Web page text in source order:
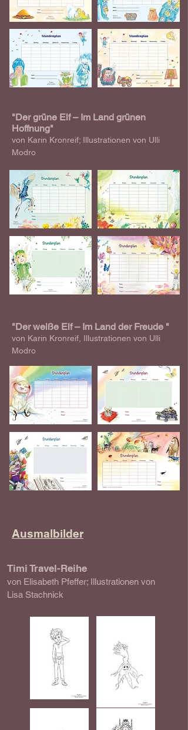
"Der grüne Elf – Im Land grünen
Hoffnung"
von Karin Kronreif; Illustrationen von Ulli
Modro
"Der weiße Elf – Im Land der Freude "
von Karin Kronreif, Illustrationen von Ulli
Modro
Ausmalbilder
Timi Travel-Reihe
von Elisabeth Pfeffer; Illustrationen von
Lisa Stachnick